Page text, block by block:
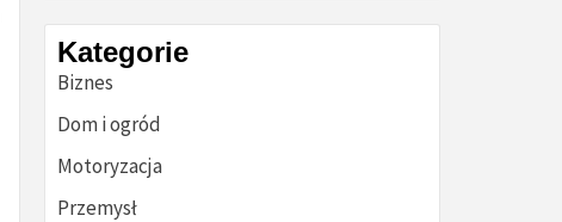
Kategorie
Biznes
Dom i ogród
Motoryzacja
Przemysł